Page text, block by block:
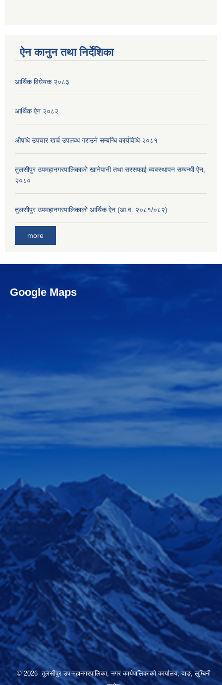
ऐन कानुन तथा निर्देशिका
आर्थिक विधेयक २०८३
आर्थिक ऐन २०८२
औषधि उपचार खर्च उपलव्ध गराउने सम्बन्धि कार्यविधि २०८१
तुलसीपुर उपमहानगरपालिकाको खानेपानी तथा सरसफाई व्यवस्थापन सम्बन्धी ऐन,
२०८०
तुलसीपुर उपमहानगरपालिकाको आर्थिक ऐन (आ.व. २०८१/०८२)
more
Google Maps
© 2026 तुलसीपुर उप-महानगरपालिका, नगर कार्यपालिकाको कार्यालय, दाङ, लुम्बिनी